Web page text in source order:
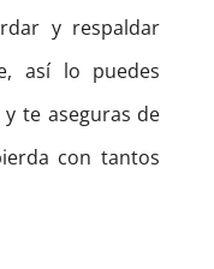
y respaldar
así lo puedes
te aseguras de
con tantos